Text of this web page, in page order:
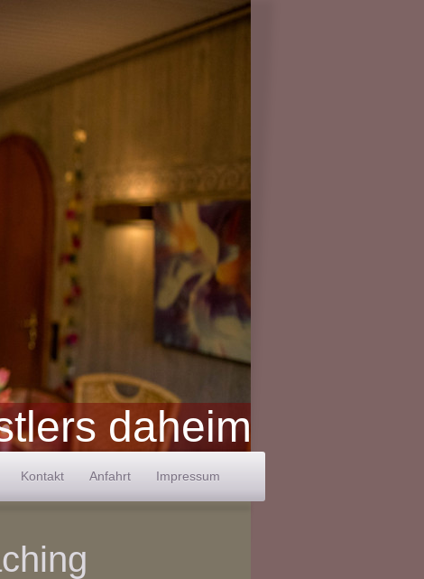
daheim
Kontakt Anfahrt Impressum